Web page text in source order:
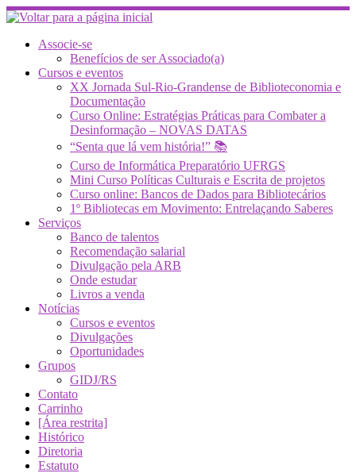
Skip
to
contentAssocie-se
Benefícios de ser Associado(a)
Cursos e eventos
XX Jornada Sul-Rio-Grandense de Biblioteconomia e
Documentação
Curso Online: Estratégias Práticas para Combater a
Desinformação – NOVAS DATAS
“Senta que lá vem história!” 📚
Curso de Informática Preparatório UFRGS
Mini Curso Políticas Culturais e Escrita de projetos
Curso online: Bancos de Dados para Bibliotecários
1º Bibliotecas em Movimento: Entrelaçando Saberes
Serviços
Banco de talentos
Recomendação salarial
Divulgação pela ARB
Onde estudar
Livros a venda
Notícias
Cursos e eventos
Divulgações
Oportunidades
Grupos
GIDJ/RS
Contato
Carrinho
[Área restrita]
Histórico
Diretoria
Estatuto